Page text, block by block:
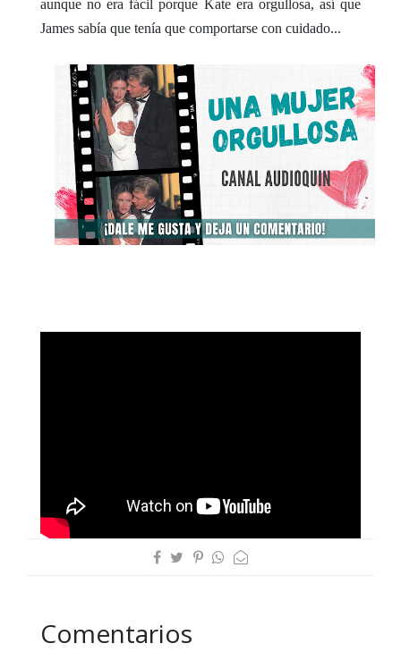
aunque no era fácil porque Kate era orgullosa, así que
James sabía que tenía que comportarse con cuidado...
Comentarios